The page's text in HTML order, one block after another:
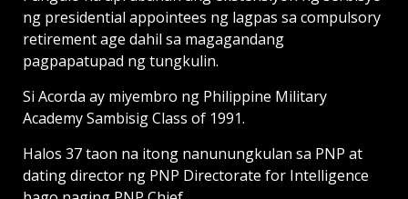
ng presidential appointees ng lagpas sa compulsory
retirement age dahil sa magagandang
pagpapatupad ng tungkulin.
Si Acorda ay miyembro ng Philippine Military
Academy Sambisig Class of 1991.
Halos 37 taon na itong nanunungkulan sa PNP at
dating director ng PNP Directorate for Intelligence